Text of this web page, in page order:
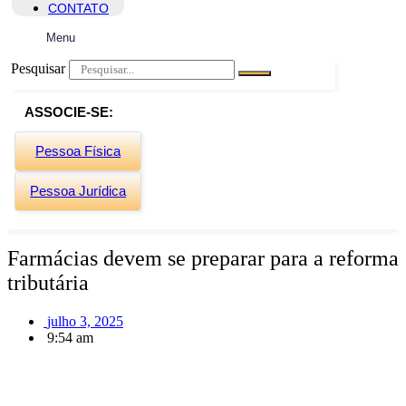
CONTATO
Menu
Pesquisar
ASSOCIE-SE:
Pessoa Física
Pessoa Jurídica
Farmácias devem se preparar para a reforma
tributária
julho 3, 2025
9:54 am